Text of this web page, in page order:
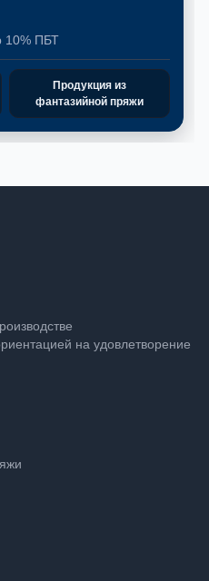
10% ПБТ
Продукция из
фантазийной пряжи
на удовлетворение